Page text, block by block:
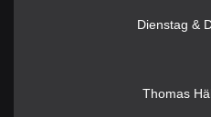
Dienstag &
Thomas